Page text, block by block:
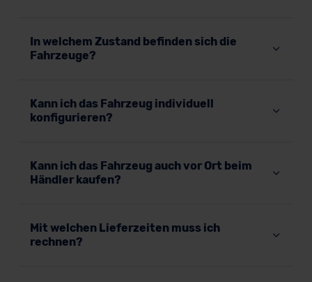
In welchem Zustand befinden sich die
Fahrzeuge?
Kann ich das Fahrzeug individuell
konfigurieren?
Kann ich das Fahrzeug auch vor Ort beim
Händler kaufen?
Mit welchen Lieferzeiten muss ich
rechnen?